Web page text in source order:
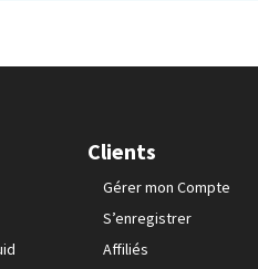
Clients
Gérer mon Compte
S’enregistrer
Affiliés